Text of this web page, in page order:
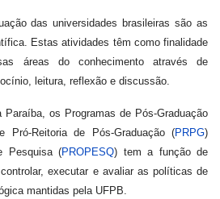
das universidades brasileiras são as
Estas atividades têm como finalidade
áreas do conhecimento através de
leitura, reflexão e discussão.
Paraíba, os Programas de Pós-Graduação
Pró-Reitoria de Pós-Graduação (PRPG)
Pesquisa (PROPESQ) tem a função de
executar e avaliar as políticas de
mantidas pela UFPB.